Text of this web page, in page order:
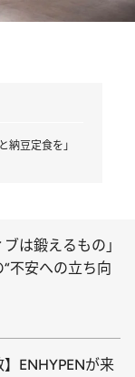
納豆定食を」
ブは鍛えるもの」
不安への立ち向
】ENHYPENが来